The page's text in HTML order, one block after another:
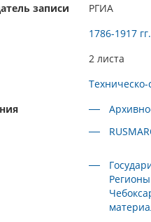
записи
РГИА
1786-1917 гг.
2 листа